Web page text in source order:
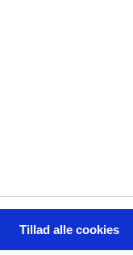
Tillad alle cookies